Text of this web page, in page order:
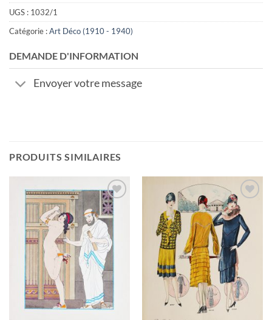
UGS : 1032/1
Catégorie :Art Déco (1910 - 1940)
DEMANDE D'INFORMATION
Envoyer votre message
PRODUITS SIMILAIRES
Ajouter
à la
wishlist
Ajouter
à la
wishlist